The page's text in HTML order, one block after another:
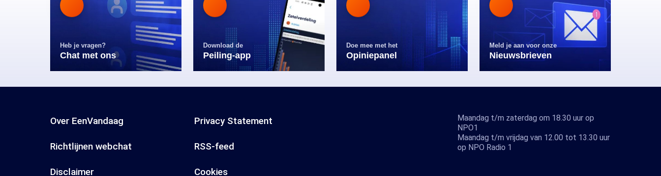
Heb je vragen?
Chat met ons
Download de
Peiling-app
Doe mee met het
Opiniepanel
Meld je aan voor onze
Nieuwsbrieven
Over EenVandaag Privacy Statement
Richtlijnen webchat RSS-feed
Disclaimer Cookies
Maandag t/m zaterdag om 18.30 uur op
NPO1
Maandag t/m vrijdag van 12.00 tot 13.30 uur
op NPO Radio 1